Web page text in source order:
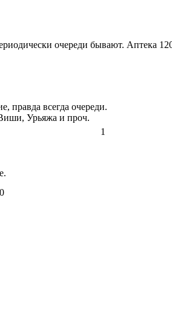
очереди бывают. Аптека
правда всегда очереди.
Урьяжа и проч.
1
0